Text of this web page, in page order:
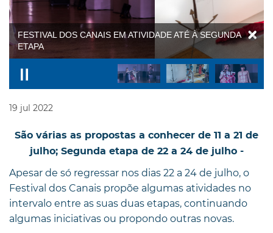
19 jul 2022
São várias as propostas a conhecer de 11 a 21 de
julho; Segunda etapa de 22 a 24 de julho -
Apesar de só regressar nos dias 22 a 24 de julho, o
Festival dos Canais propõe algumas atividades no
intervalo entre as suas duas etapas, continuando
algumas iniciativas ou propondo outras novas.